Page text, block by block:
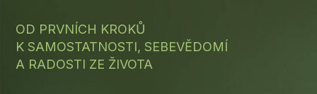
OD PRVNÍCH KROKŮ
K SAMOSTATNOSTI, SEBEVĚDOMÍ
A RADOSTI ZE ŽIVOTA